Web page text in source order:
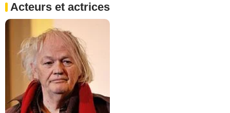
Acteurs et actrices